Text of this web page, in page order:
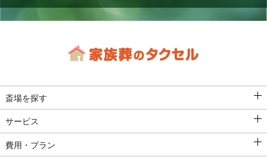
斎場を探す
サービス
費用・プラン